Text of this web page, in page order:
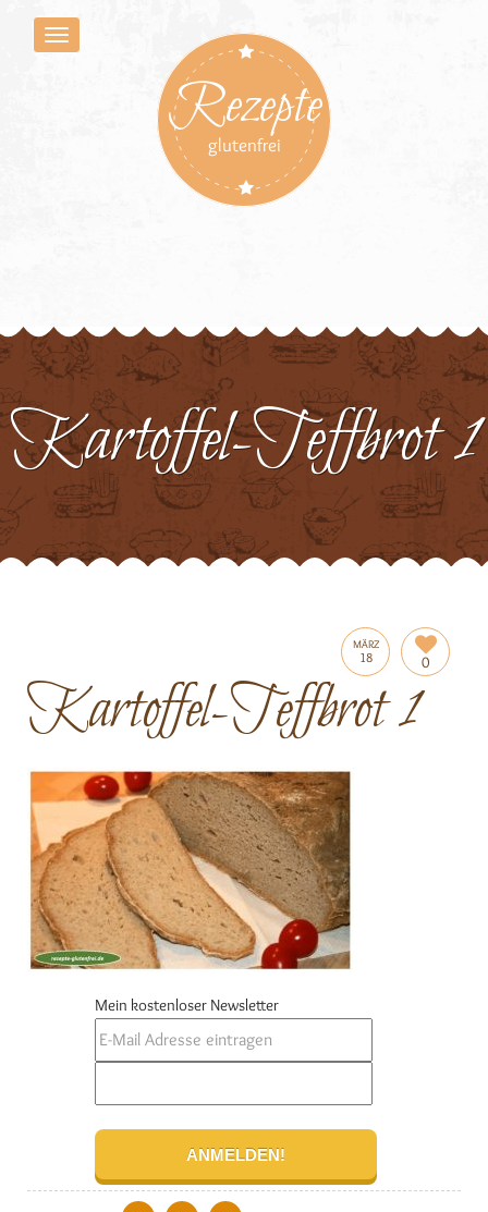
Rezepte
glutenfrei
Kartoffel-Teffbrot 1
MÄRZ
18 0
Kartoffel-Teffbrot 1
Mein kostenloser Newsletter